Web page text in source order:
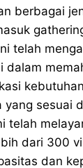
berbagai
telah
dalam
yang sesuai
telah
dari 300
dan